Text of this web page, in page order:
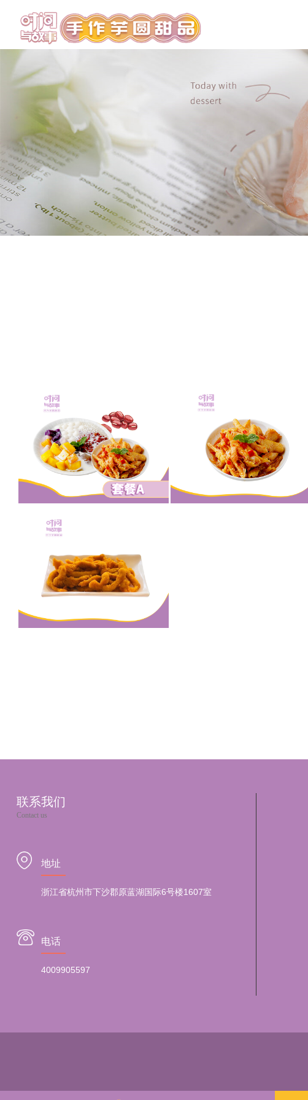
芋圆+去骨凤爪套餐
甜品小吃
去骨柠檬凤爪
甜品小吃
甜品小吃
联系我们
Contact us
地址
浙江省杭州市下沙郡原蓝湖国际6号楼1607室
电话
4009905597